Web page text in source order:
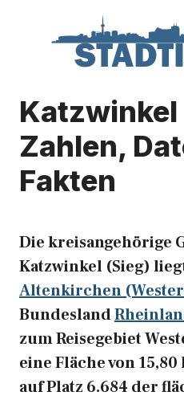
Katzwinkel
Zahlen,
Fakten
Die kreisangehörige
Katzwinkel (Sieg)
Altenkirchen
Bundesland
zum Reisegebiet
eine Fläche von
auf Platz 6.684 der